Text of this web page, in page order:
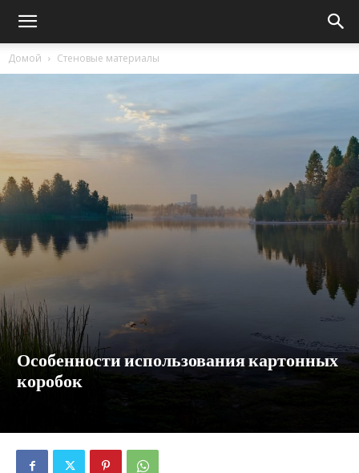
Домой Стеновые материалы
Особенности использования картонных
коробок